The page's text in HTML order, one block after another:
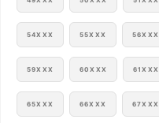
54XXX 55XXX 56XXX
59XXX 60XXX 61XXX
65XXX 66XXX 67XXX